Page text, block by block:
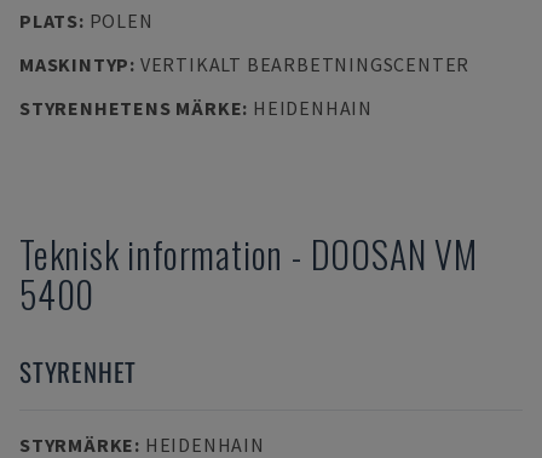
PLATS: POLEN
MASKINTYP: VERTIKALT BEARBETNINGSCENTER
STYRENHETENS MÄRKE: HEIDENHAIN
Teknisk information - DOOSAN VM
5400
STYRENHET
STYRMÄRKE: HEIDENHAIN